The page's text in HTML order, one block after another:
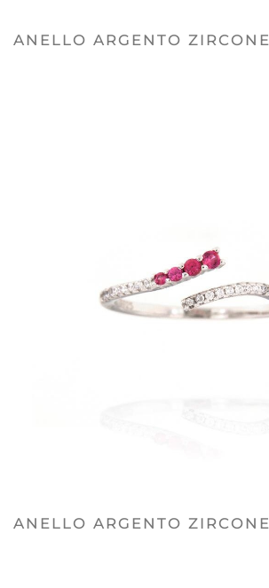
ANELLO ARGENTO ZIRCONE
ANELLO ARGENTO ZIRCONE